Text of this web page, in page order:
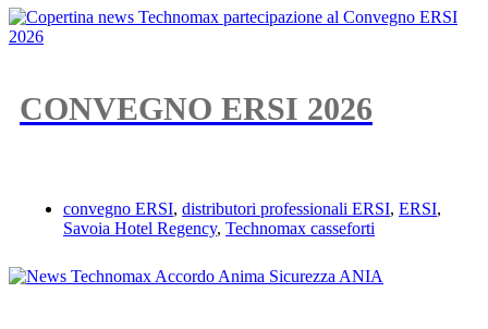
CONVEGNO ERSI 2026
convegno ERSI, distributori professionali ERSI, ERSI,
Savoia Hotel Regency, Technomax casseforti